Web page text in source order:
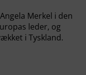
Merkel i den
leder, og
i Tyskland.